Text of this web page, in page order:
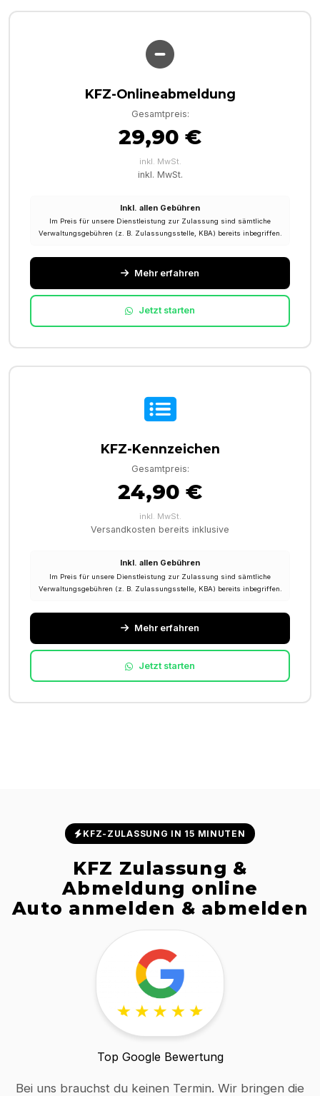
KFZ-Onlineabmeldung
Gesamtpreis:
29,90 €
inkl. MwSt.
inkl. MwSt.
Inkl. allen Gebühren
Im Preis für unsere Dienstleistung zur Zulassung sind sämtliche
Verwaltungsgebühren (z. B. Zulassungsstelle, KBA) bereits inbegriffen.
Mehr erfahren
Jetzt starten
KFZ-Kennzeichen
Gesamtpreis:
24,90 €
inkl. MwSt.
Versandkosten bereits inklusive
Inkl. allen Gebühren
Im Preis für unsere Dienstleistung zur Zulassung sind sämtliche
Verwaltungsgebühren (z. B. Zulassungsstelle, KBA) bereits inbegriffen.
Mehr erfahren
Jetzt starten
KFZ-ZULASSUNG IN 15 MINUTEN
KFZ Zulassung &
Abmeldung online
Auto anmelden & abmelden
Top Google Bewertung
Bei uns brauchst du keinen Termin. Wir bringen die